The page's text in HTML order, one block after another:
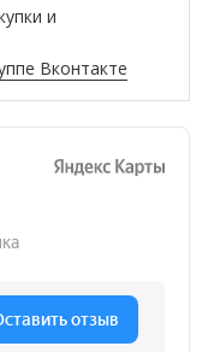
и
Вконтакте